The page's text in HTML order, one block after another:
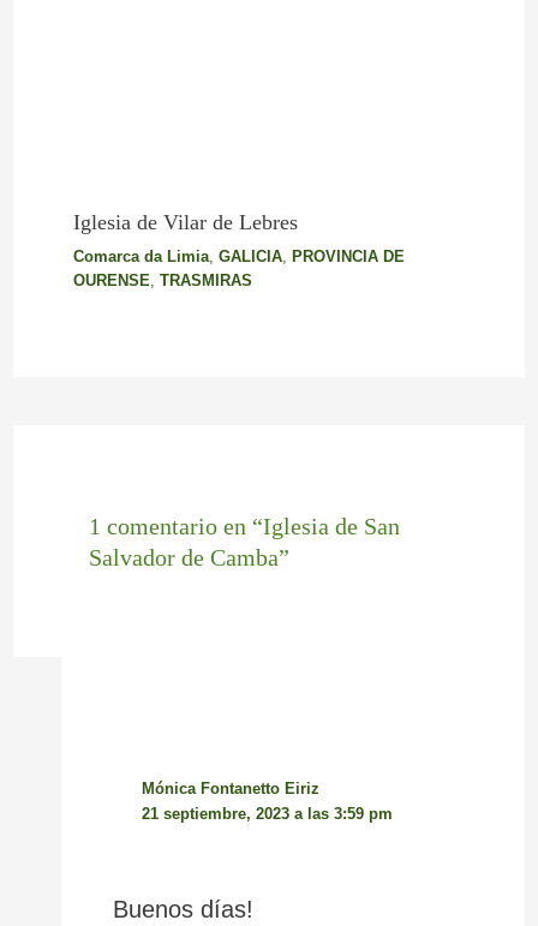
Iglesia de Vilar de Lebres
Comarca da Limia, GALICIA, PROVINCIA DE
OURENSE, TRASMIRAS
1 comentario en “Iglesia de San
Salvador de Camba”
Mónica Fontanetto Eiriz
21 septiembre, 2023 a las 3:59 pm
Buenos días!